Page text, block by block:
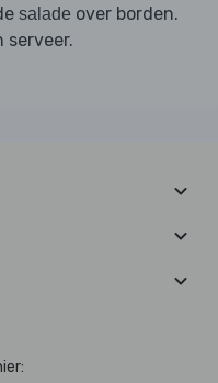
salade over borden.
serveer.